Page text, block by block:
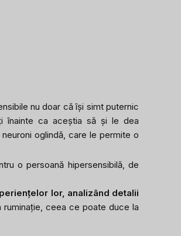
nu doar că își simt puternic
înainte ca aceștia să și le dea
oglindă, care le permite o
o persoană hipersensibilă, de
lor, analizând detalii
ruminație, ceea ce poate duce la